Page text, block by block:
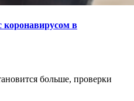
коронавирусом в
больше, проверки